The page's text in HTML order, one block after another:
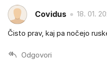
Covidus 18. 01.
Čisto prav, kaj pa nočejo
Odgovori